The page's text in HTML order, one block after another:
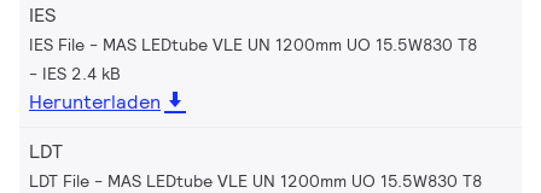
IES
IES File - MAS LEDtube VLE UN 1200mm UO 15.5W830 T8
IES 2.4 kB
Herunterladen
LDT
LDT File - MAS LEDtube VLE UN 1200mm UO 15.5W830 T8